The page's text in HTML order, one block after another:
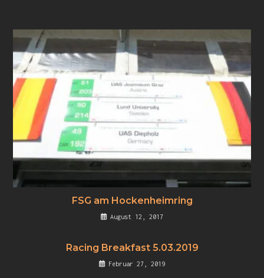
FSG am Hockenheimring
August 12, 2017
Racing Breakfast 5.03.2019
Februar 27, 2019